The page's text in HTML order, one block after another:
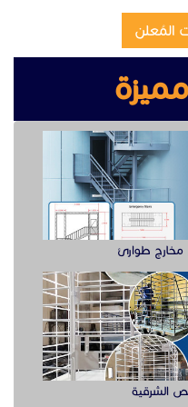
المُعلن
مخارج طوارئ
الشرقية